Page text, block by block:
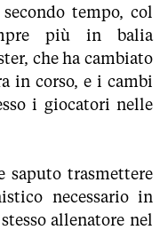
tempo, col
più in balia
che ha cambiato
in corso, e i cambi
i giocatori nelle
saputo trasmettere
necessario in
allenatore nel